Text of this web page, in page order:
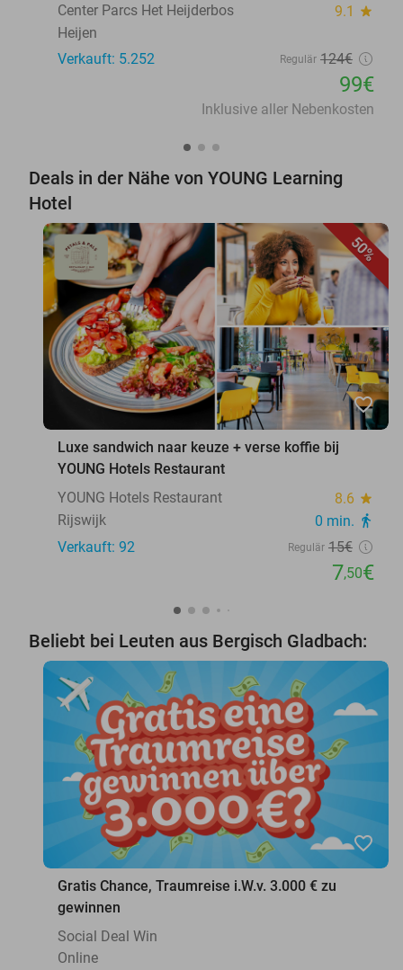
Center Parcs Het Heijderbos
9.1 star
Heijen
Verkauft: 5.252
Regulär 124€
99€
Inklusive aller Nebenkosten
Deals in der Nähe von YOUNG Learning
Hotel
50%
favorite_border
Luxe sandwich naar keuze + verse koffie bij
YOUNG Hotels Restaurant
YOUNG Hotels Restaurant
8.6 star
Rijswijk 0 min. directions_walk
Verkauft: 92 Regulär 15€
7,50€
Beliebt bei Leuten aus Bergisch Gladbach:
favorite_border
Gratis Chance, Traumreise i.W.v. 3.000 € zu
gewinnen
Social Deal Win
Online